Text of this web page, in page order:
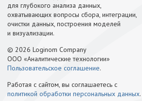
для глубокого анализа данных,
охватывающих вопросы сбора, интеграции,
очистки данных, построения моделей
и визуализации.
© 2026 Loginom Company
ООО «Аналитические технологии»
Пользовательское соглашение.
Работая с сайтом, вы соглашаетесь с
политикой обработки персональных данных.